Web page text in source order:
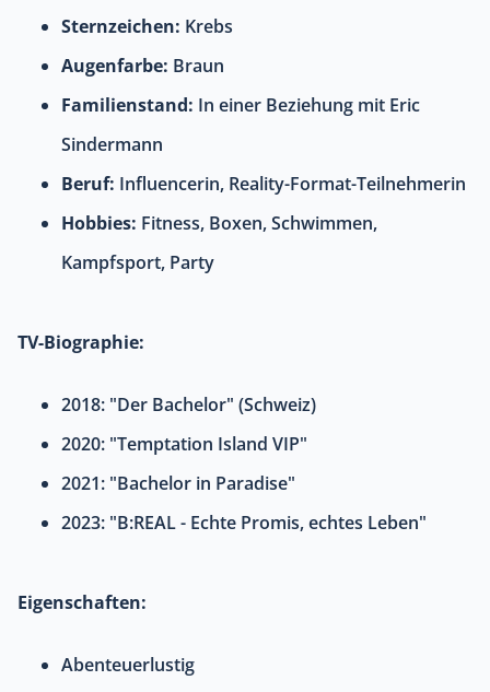
Sternzeichen: Krebs
Augenfarbe: Braun
Familienstand: In einer Beziehung mit Eric
Sindermann
Beruf: Influencerin, Reality-Format-Teilnehmerin
Hobbies: Fitness, Boxen, Schwimmen,
Kampfsport, Party
TV-Biographie:
2018: "Der Bachelor" (Schweiz)
2020: "Temptation Island VIP"
2021: "Bachelor in Paradise"
2023: "B:REAL - Echte Promis, echtes Leben"
Eigenschaften:
Abenteuerlustig